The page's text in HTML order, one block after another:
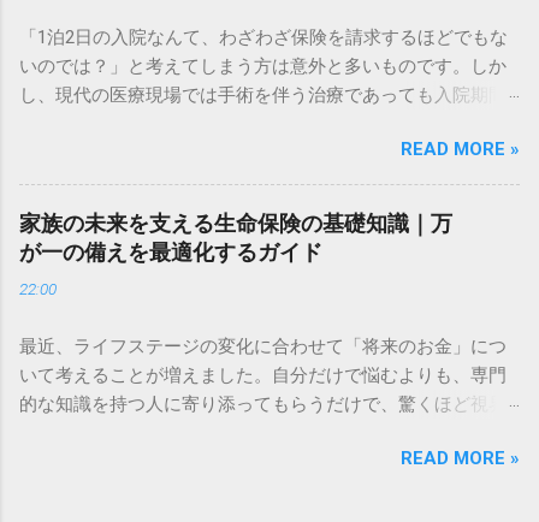
古い保険に入ったままでは、いざというときに十分なサポー
トを受けられない可能性もあります。 この記事では、公的制
度の仕組みを正しく理解した上で、自分にぴったりの医療保
すく解説します。 公的医療保険制度を補完する民間医療保険
の必要性 日本の公的医療保険（健康保険）は非常に優秀で
す。しかし、民間保険が必要とされる理由は、制度の「外」
にある費用にあります。 高額療養費制度でカバーできない
ります。これにより、窓口で支払う医療費そのものは一定額
に抑えられます。 しかし、以下の費用は全額自己負担とな
り、この制度の対象外です。 差額ベッド代： 希望して個室や
少人数部屋に入った際の費用 入院中の食事代： 1食あたり数
百円の標準負担額 日用品・衣類のレンタル料： パジャマやタ
「1泊2日の入院なんて、わざわざ保険を請求するほどでもな
いのでは？」と考えてしまう方は意外と多いものです。しか
し、現代の医療現場では手術を伴う治療であっても入院期間
となっています。 実は、1泊2日の入院でも、契約内容によっ
ては数万円から十数万円の給付金を受け取れる可能性があり
ます。一方で、請求のタイミングや必要書類を間違えると、
受け取れるはずのお金が減ってしまったり、手間ばかりかか
って損をしたりすることもあります。 この記事では、医療保
険やがん保険における「1泊2日」の給付金請求に焦点を当
費用で赤字にならないための秘策をプロの視点から徹底解説
します。 1. 1泊2日の入院で受け取れる給付金の計算方法 ま
ず、1泊2日の入院をした場合に、自分の保険からいくら支払
の世界では、入院日数は「1泊2日」であれば**「2日間」**と
READ MORE »
家族の未来を支える生命保険の基礎知識｜万
が一の備えを最適化するガイド
22:00
最近、ライフステージの変化に合わせて「将来のお金」につ
いて考えることが増えました。自分だけで悩むよりも、専門
的な知識を持つ人に寄り添ってもらうだけで、驚くほど視界
みませんか。 ✅ [今の自分に最適な備えを無料で相談してみ
READ MORE »